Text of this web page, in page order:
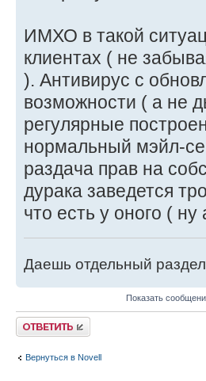
ИМХО в такой
клиентах ( не
). Антивирус с
возможности ( а не
регулярные
нормальный мэйл-
раздача прав на
дурака заведется
что есть у оного (
Даешь отдельный
Показать
Ответить
Вернуться в Novell